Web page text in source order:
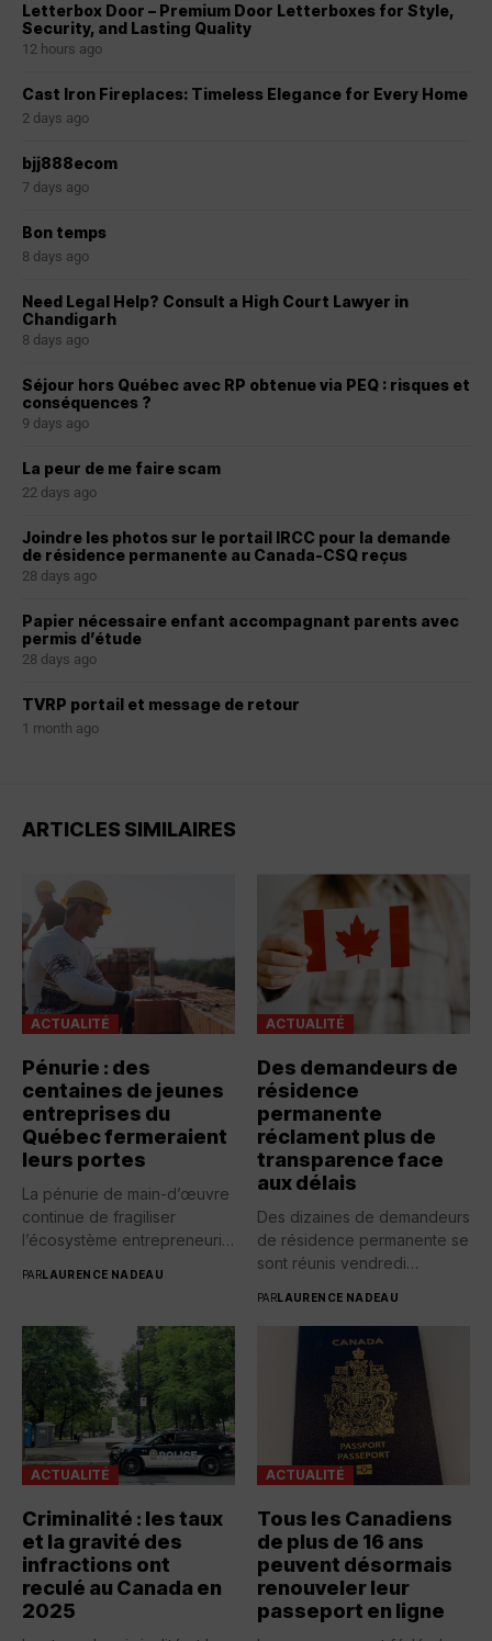
Letterbox Door – Premium Door Letterboxes for Style,
Security, and Lasting Quality
12 hours ago
Cast Iron Fireplaces: Timeless Elegance for Every Home
2 days ago
bjj888ecom
7 days ago
Bon temps
8 days ago
Need Legal Help? Consult a High Court Lawyer in
Chandigarh
8 days ago
Séjour hors Québec avec RP obtenue via PEQ : risques et
conséquences ?
9 days ago
La peur de me faire scam
22 days ago
Joindre les photos sur le portail IRCC pour la demande
de résidence permanente au Canada-CSQ reçus
28 days ago
Papier nécessaire enfant accompagnant parents avec
permis d’étude
28 days ago
TVRP portail et message de retour
1 month ago
ARTICLES SIMILAIRES
ACTUALITÉ
Pénurie : des
centaines de jeunes
entreprises du
Québec fermeraient
leurs portes
La pénurie de main-d’œuvre
continue de fragiliser
l’écosystème entrepreneurial
PARLAURENCE NADEAU
ACTUALITÉ
Des demandeurs de
résidence
permanente
réclament plus de
transparence face
aux délais
Des dizaines de demandeurs
de résidence permanente se
sont réunis vendredi
PARLAURENCE NADEAU
ACTUALITÉ
Criminalité : les taux
et la gravité des
infractions ont
reculé au Canada en
2025
ACTUALITÉ
Tous les Canadiens
de plus de 16 ans
peuvent désormais
renouveler leur
passeport en ligne